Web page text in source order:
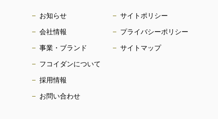
お知らせ
会社情報
事業・ブランド
フコイダンについて
採用情報
お問い合わせ
サイトポリシー
プライバシーポリシー
サイトマップ